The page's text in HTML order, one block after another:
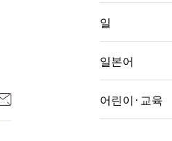
일
일본어
어린이·교육